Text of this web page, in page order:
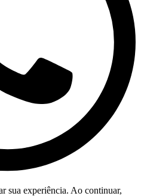
sua experiência. Ao continuar,